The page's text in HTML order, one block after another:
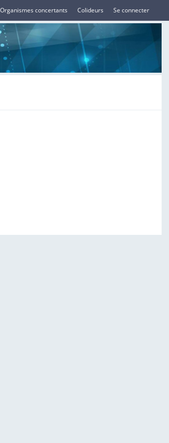
Organismes concertants Colideurs Se connecter